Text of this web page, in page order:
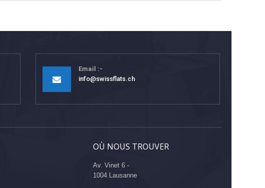
Email
info@swissflats.ch
OÙ NOUS TROUVER
Av. Vinet 6 -
1004 Lausanne